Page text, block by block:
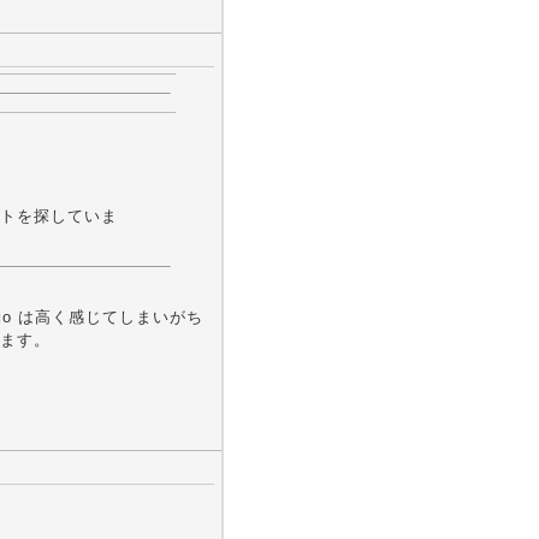
を探していま
は高く感じてしまいがち
す。